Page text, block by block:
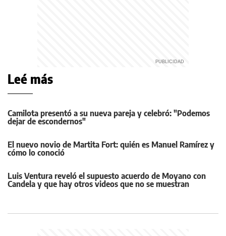
Leé más
Camilota presentó a su nueva pareja y celebró: "Podemos
dejar de escondernos"
El nuevo novio de Martita Fort: quién es Manuel Ramírez y
cómo lo conoció
Luis Ventura reveló el supuesto acuerdo de Moyano con
Candela y que hay otros videos que no se muestran